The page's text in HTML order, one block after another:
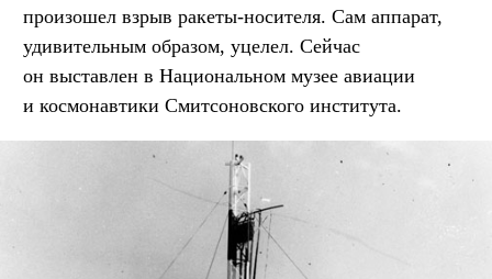
произошел взрыв ракеты-носителя. Сам аппарат,
удивительным образом, уцелел. Сейчас
он выставлен в Национальном музее авиации
и космонавтики Смитсоновского института.